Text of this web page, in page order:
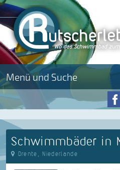
Menü und Suche
Schwimmbäder in
Drente, Niederlande